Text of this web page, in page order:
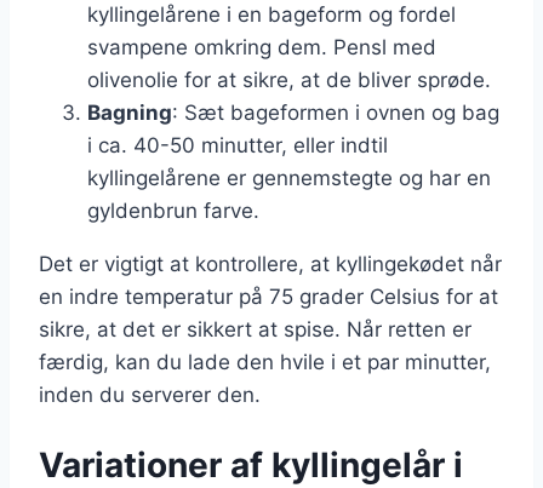
kyllingelårene i en bageform og fordel
svampene omkring dem. Pensl med
olivenolie for at sikre, at de bliver sprøde.
Bagning: Sæt bageformen i ovnen og bag
i ca. 40-50 minutter, eller indtil
kyllingelårene er gennemstegte og har en
gyldenbrun farve.
Det er vigtigt at kontrollere, at kyllingekødet når
en indre temperatur på 75 grader Celsius for at
sikre, at det er sikkert at spise. Når retten er
færdig, kan du lade den hvile i et par minutter,
inden du serverer den.
Variationer af kyllingelår i